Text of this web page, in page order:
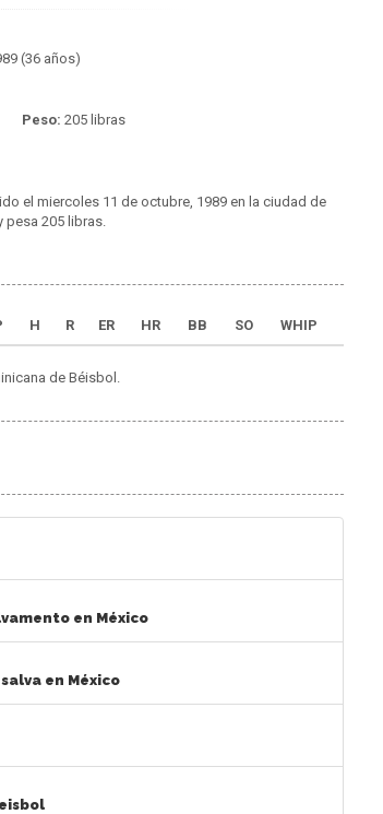
(36 años)
Peso: 205 libras
el miercoles 11 de octubre, 1989 en la ciudad de
205 libras.
H R ER HR BB SO WHIP
de Béisbol.
en México
en México